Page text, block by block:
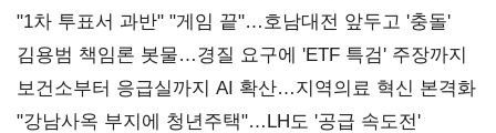
불복'
"1차 투표서 과반" "게임 끝"…호남대전 앞두고 '충돌'
김용범 책임론 봇물…경질 요구에 'ETF 특검' 주장까지
보건소부터 응급실까지 AI 확산…지역의료 혁신 본격화
"강남사옥 부지에 청년주택"…LH도 '공급 속도전'